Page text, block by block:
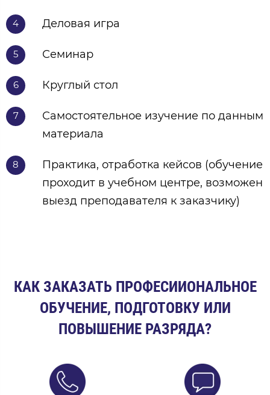
4 Деловая игра
5 Семинар
6 Круглый стол
7
Самостоятельное изучение по данным
материала
8
Практика, отработка кейсов (обучение
проходит в учебном центре, возможен
выезд преподавателя к заказчику)
КАК ЗАКАЗАТЬ ПРОФЕСИИОНАЛЬНОЕ
ОБУЧЕНИЕ, ПОДГОТОВКУ ИЛИ
ПОВЫШЕНИЕ РАЗРЯДА?